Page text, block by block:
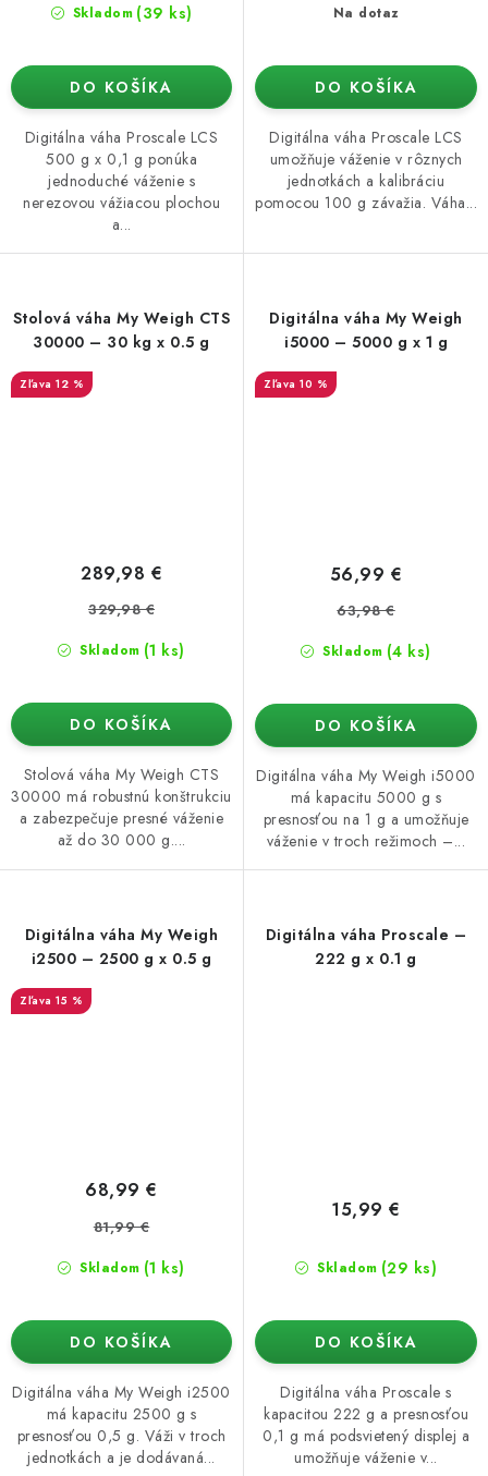
Skladom (39 ks)
DO KOŠÍKA
Digitálna váha Proscale LCS
500 g x 0,1 g ponúka
jednoduché váženie s
nerezovou vážiacou plochou
a...
Na dotaz
DO KOŠÍKA
Digitálna váha Proscale LCS
umožňuje váženie v rôznych
jednotkách a kalibráciu
pomocou 100 g závažia. Váha...
Stolová váha My Weigh CTS
30000 – 30 kg x 0.5 g
12 %
Skladom (1 ks)
289,98 €
329,98 €
DO KOŠÍKA
Stolová váha My Weigh CTS
30000 má robustnú konštrukciu
a zabezpečuje presné váženie
až do 30 000 g....
Digitálna váha My Weigh
i5000 – 5000 g x 1 g
10 %
Skladom (4 ks)
56,99 €
63,98 €
DO KOŠÍKA
Digitálna váha My Weigh i5000
má kapacitu 5000 g s
presnosťou na 1 g a umožňuje
váženie v troch režimoch –...
Digitálna váha My Weigh
i2500 – 2500 g x 0.5 g
15 %
Skladom (1 ks)
68,99 €
81,99 €
DO KOŠÍKA
Digitálna váha My Weigh i2500
má kapacitu 2500 g s
presnosťou 0,5 g. Váži v troch
jednotkách a je dodávaná...
Digitálna váha Proscale –
222 g x 0.1 g
Skladom (29 ks)
15,99 €
DO KOŠÍKA
Digitálna váha Proscale s
kapacitou 222 g a presnosťou
0,1 g má podsvietený displej a
umožňuje váženie v...